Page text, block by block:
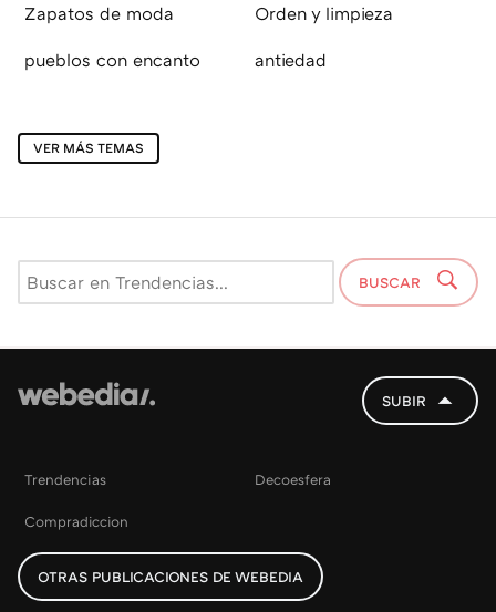
Zapatos de moda Orden y limpieza
pueblos con encanto antiedad
VER MÁS TEMAS
BUSCAR
SUBIR
Trendencias Decoesfera
Compradiccion
OTRAS PUBLICACIONES DE WEBEDIA